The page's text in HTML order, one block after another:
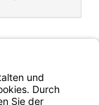
in das
werden, wer
bis 31. Mai 2015